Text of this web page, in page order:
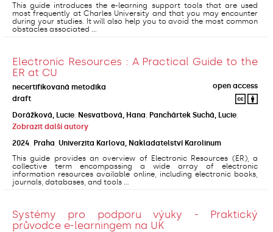
This guide introduces the e-learning support tools that are used
most frequently at Charles University and that you may encounter
during your studies. It will also help you to avoid the most common
obstacles associated ...
Electronic Resources : A Practical Guide to the
ER at CU
necertifikovaná metodika
open access
draft
Dorážková, Lucie; Nesvatbová, Hana; Panchártek Suchá, Lucie;
Zobrazit další autory
2024 Praha Univerzita Karlova, Nakladatelství Karolinum
This guide provides an overview of Electronic Resources (ER), a
collective term encompassing a wide array of electronic
information resources available online, including electronic books,
journals, databases, and tools ...
Systémy pro podporu výuky - Praktický
průvodce e-learningem na UK